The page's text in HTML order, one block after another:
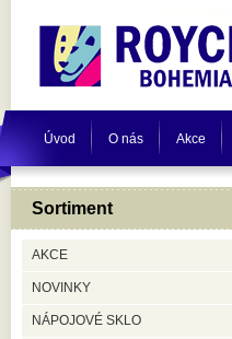
Úvod O nás Akce
Sortiment
AKCE
NOVINKY
NÁPOJOVÉ SKLO